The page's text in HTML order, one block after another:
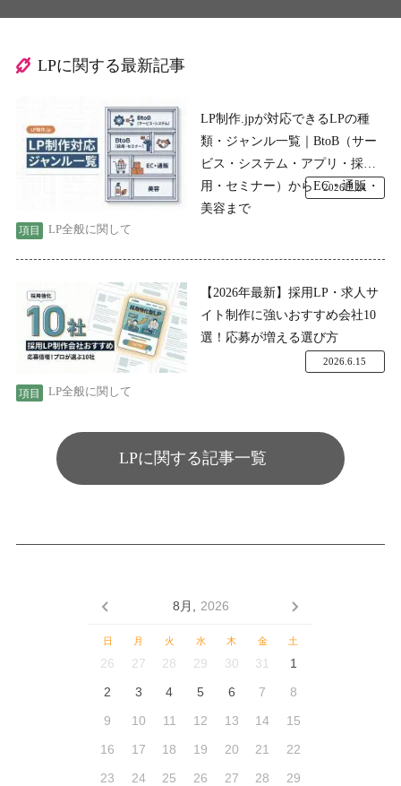
LPに関する最新記事
LP制作.jpが対応できるLPの種
類・ジャンル一覧｜BtoB（サー
ビス・システム・アプリ・採
用・セミナー）からEC・通販・
美容まで
LP全般に関して
2026.7.24
【2026年最新】採用LP・求人サ
イト制作に強いおすすめ会社10
選！応募が増える選び方
LP全般に関して
2026.6.15
LPに関する記事一覧
8月, 2026
日 月 火 水 木 金 土
26 27 28 29 30 31
1
2
3 4 5 6 7
8
9
10 11 12 13 14
15
16
17 18 19 20 21
22
23
24 25 26 27 28 29